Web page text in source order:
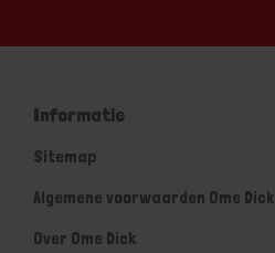
Informatie
Sitemap
Algemene voorwaarden Ome Dick
Over Ome Dick